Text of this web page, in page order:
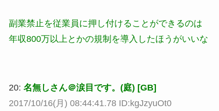
副業禁止を従業員に押し付けることができるのは
年収800万以上とかの規制を導入したほうがいいな
20: 名無しさん＠涙目です。(庭) [GB]
2017/10/16(月) 08:44:41.78 ID:kgJzyuOt0